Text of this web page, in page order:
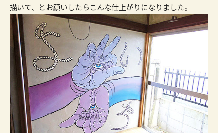
描いて、とお願いしたらこんな仕上がりになりました。